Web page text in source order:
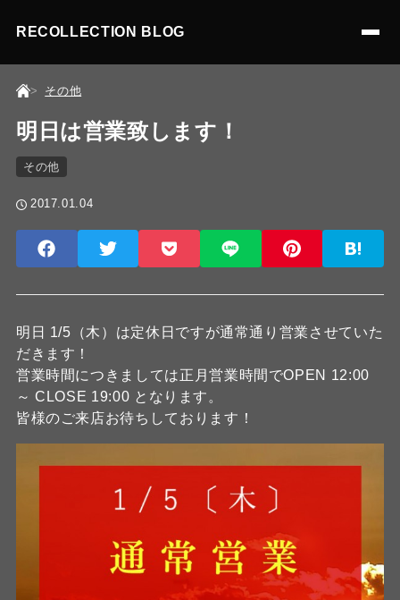
RECOLLECTION BLOG
その他
明日は営業致します！
その他
2017.01.04
明日 1/5（木）は定休日ですが通常通り営業させていた
だきます！
営業時間につきましては正月営業時間でOPEN 12:00
～ CLOSE 19:00 となります。
皆様のご来店お待ちしております！